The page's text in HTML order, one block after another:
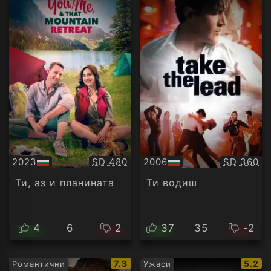
2023
БГ
аудио
Качество:
SD 480
Ти, аз и планината
4 6 2
2006
БГ
аудио
SD 360
Ти водиш
37 35 -2
Романтични
IMDb
7.3 Ужаси
IMDb
5.2